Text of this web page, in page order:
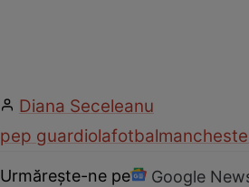
Diana Seceleanu
pep guardiolafotbal
Urmărește-ne pe Google